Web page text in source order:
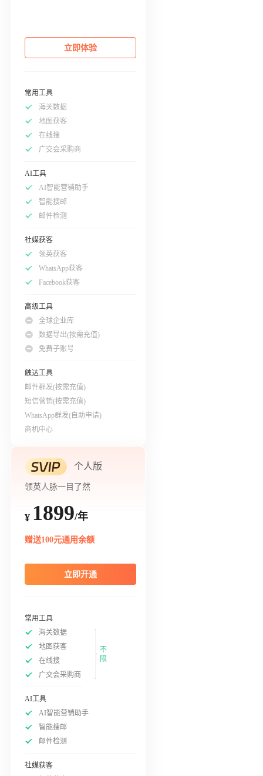
立即体验
常用工具
海关数据
地图获客
在线搜
广交会采购商
AI工具
AI智能营销助手
智能搜邮
邮件检测
社媒获客
领英获客
WhatsApp获客
Facebook获客
高级工具
全球企业库
数据导出(按需充值)
免费子账号
触达工具
邮件群发(按需充值)
短信营销(按需充值)
WhatsApp群发(自助申请)
商机中心
个人版
领英人脉一目了然
¥ 1899/年
赠送100元通用余额
立即开通
常用工具
海关数据
地图获客
在线搜
广交会采购商
不
限
AI工具
AI智能营销助手
智能搜邮
邮件检测
社媒获客